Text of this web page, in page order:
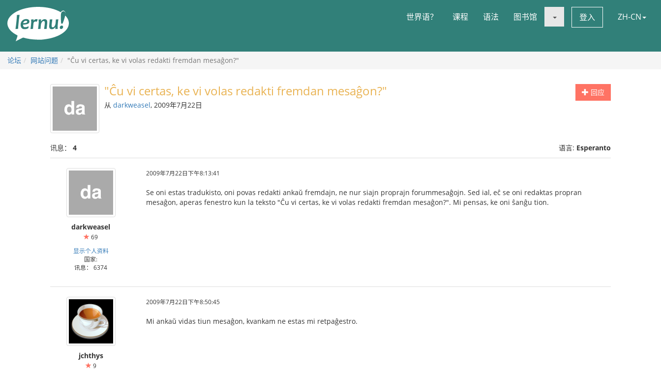
世界语？ 课程 语法 图书馆 登入 ZH-CN
论坛 网站问题 "Ĉu vi certas, ke vi volas redakti fremdan mesaĝon?"
回应
"Ĉu vi certas, ke vi volas redakti fremdan mesaĝon?"
从 darkweasel, 2009年7月22日
讯息： 4 语言: Esperanto
darkweasel
69
显示个人资料
国家:
讯息： 6374
2009年7月22日下午8:13:41
Se oni estas tradukisto, oni povas redakti ankaŭ fremdajn, ne nur siajn proprajn forummesaĝojn. Sed ial, eĉ se oni redaktas propran
mesaĝon, aperas fenestro kun la teksto "Ĉu vi certas, ke vi volas redakti fremdan mesaĝon?". Mi pensas, ke oni ŝanĝu tion.
jchthys
9
2009年7月22日下午8:50:45
Mi ankaŭ vidas tiun mesaĝon, kvankam ne estas mi retpaĝestro.